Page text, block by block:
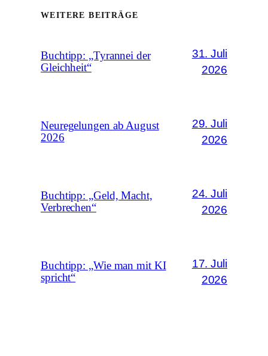
WEITERE BEITRÄGE
Buchtipp: „Tyrannei der
Gleichheit“
31. Juli
2026
Neuregelungen ab August
2026
29. Juli
2026
Buchtipp: „Geld, Macht,
Verbrechen“
24. Juli
2026
Buchtipp: „Wie man mit KI
spricht“
17. Juli
2026